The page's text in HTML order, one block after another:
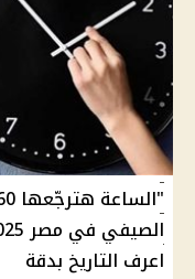
اعرف التاريخ بدقة